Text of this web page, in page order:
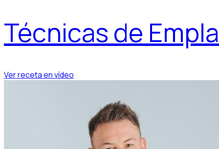
Técnicas de
Ver receta en vídeo